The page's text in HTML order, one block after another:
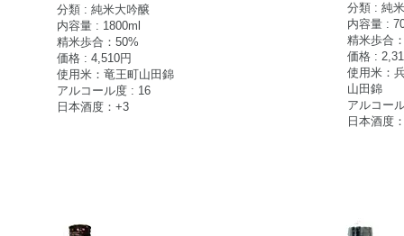
分類 : 純米大吟醸
内容量 : 1800ml
精米歩合：50%
価格 : 4,510円
使用米：竜王町山田錦
アルコール度 : 16
日本酒度：+3
分類 : 純
内容量 :
精米歩合
価格 :
使用米：
山田錦
アルコー
日本酒度